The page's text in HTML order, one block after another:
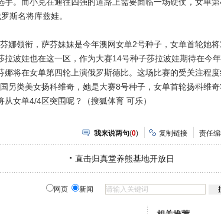
斯名将库兹娃。
领衔，萨芬妹妹是今年澳网女单2号种子，女单首轮她将
拉波娃也在这一区，作为大赛14号种子莎拉波娃期待在今
娜将在女单第四轮上演俄罗斯德比。这场比赛的受关注程
另类美女扬科维奇，她是大赛8号种子，女单首轮扬科维
女单4/4区突围呢？（搜狐体育 可乐）
我来说两句(0) 复制链接 责任
直击归真堂养熊基地开放日
网页 新闻